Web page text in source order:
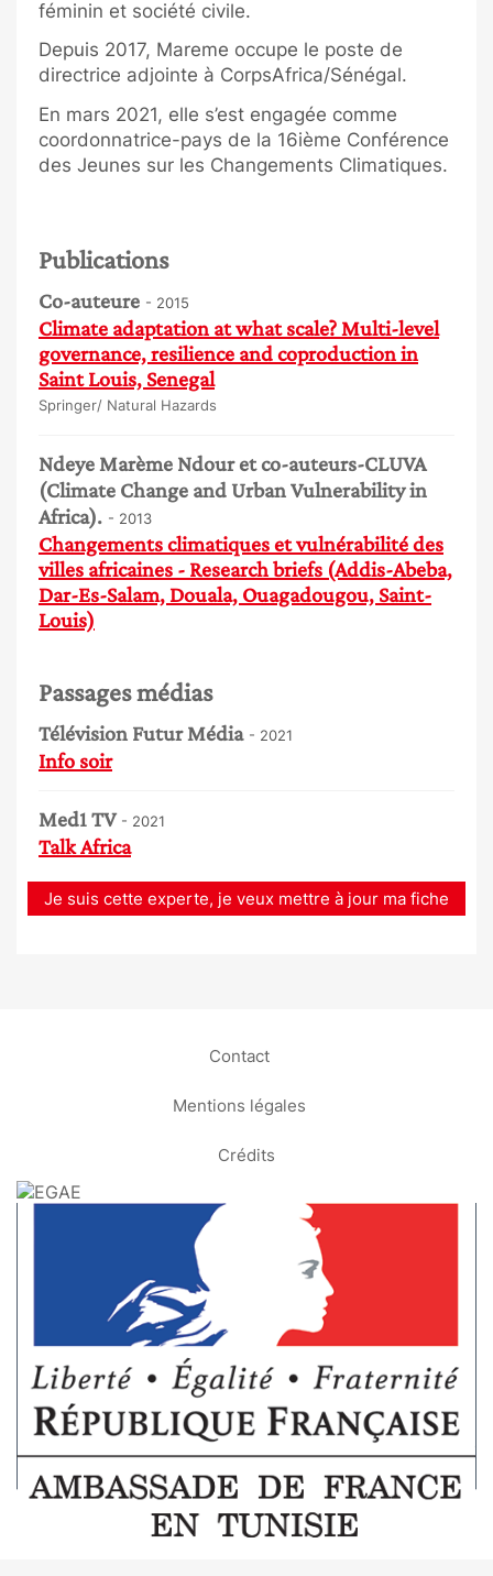
féminin et société civile.
Depuis 2017, Mareme occupe le poste de
directrice adjointe à CorpsAfrica/Sénégal.
En mars 2021, elle s’est engagée comme
coordonnatrice-pays de la 16ième Conférence
des Jeunes sur les Changements Climatiques.
Publications
Co-auteure - 2015
Climate adaptation at what scale? Multi-level
governance, resilience and coproduction in
Saint Louis, Senegal
Springer/ Natural Hazards
Ndeye Marème Ndour et co-auteurs-CLUVA
(Climate Change and Urban Vulnerability in
Africa). - 2013
Changements climatiques et vulnérabilité des
villes africaines - Research briefs (Addis-Abeba,
Dar-Es-Salam, Douala, Ouagadougou, Saint-
Louis)
Passages médias
Télévision Futur Média - 2021
Info soir
Med1 TV - 2021
Talk Africa
Je suis cette experte, je veux mettre à jour ma fiche
Contact
Mentions légales
Crédits